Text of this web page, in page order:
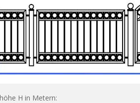
H in Metern: